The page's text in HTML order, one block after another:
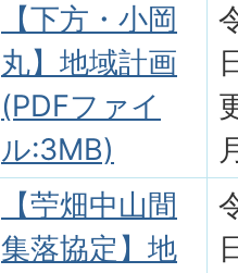
【下方・小岡
丸】地域計画
(PDFファイ
ル:3MB)
【苧畑中山間
集落協定】地